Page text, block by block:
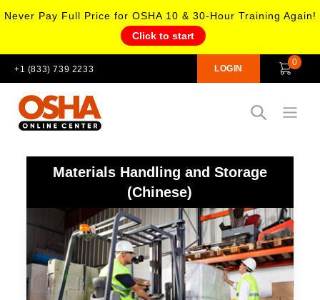
Never Pay Full Price for OSHA 10 & 30-Hour Training Again!
Click to start
+1 (833) 739 2233 LOGIN
0
Open
Materials Handling and Storage
(Chinese)